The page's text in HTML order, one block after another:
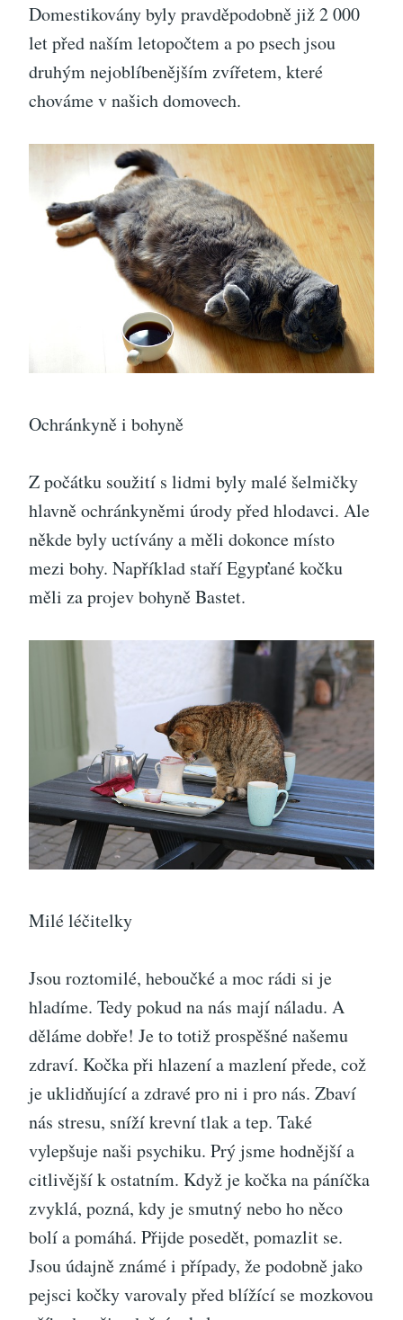
Domestikovány byly pravděpodobně již 2 000
let před naším letopočtem a po psech jsou
druhým nejoblíbenějším zvířetem, které
chováme v našich domovech.
Ochránkyně i bohyně
Z počátku soužití s lidmi byly malé šelmičky
hlavně ochránkyněmi úrody před hlodavci. Ale
někde byly uctívány a měli dokonce místo
mezi bohy. Například staří Egypťané kočku
měli za projev bohyně Bastet.
Milé léčitelky
Jsou roztomilé, heboučké a moc rádi si je
hladíme. Tedy pokud na nás mají náladu. A
děláme dobře! Je to totiž prospěšné našemu
zdraví. Kočka při hlazení a mazlení přede, což
je uklidňující a zdravé pro ni i pro nás. Zbaví
nás stresu, sníží krevní tlak a tep. Také
vylepšuje naši psychiku. Prý jsme hodnější a
citlivější k ostatním. Když je kočka na páníčka
zvyklá, pozná, kdy je smutný nebo ho něco
bolí a pomáhá. Přijde posedět, pomazlit se.
Jsou údajně známé i případy, že podobně jako
pejsci kočky varovaly před blížící se mozkovou